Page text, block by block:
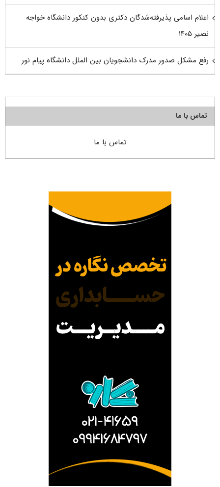
اعلام اسامی پذیرفته‌شدگان دکتری بدون کنکور دانشگاه خواجه
نصیر ۱۴۰۵
رفع مشکل صدور مدرک دانشجویان بین الملل دانشگاه پیام نور
تماس با ما
تماس با ما